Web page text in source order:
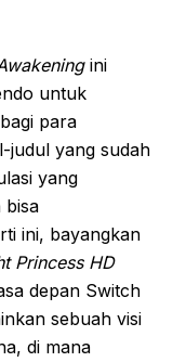
ini
untuk
para
judul yang sudah
yang
bisa
ini, bayangkan
Princess HD
depan Switch
sebuah visi
di mana